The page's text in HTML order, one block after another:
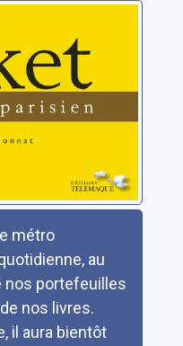
métro
au
nos portefeuilles
nos livres.
il aura bientôt